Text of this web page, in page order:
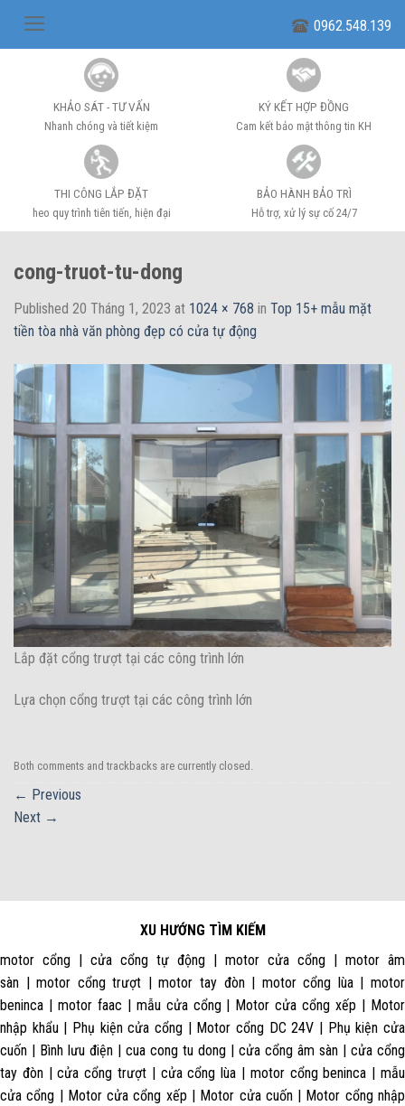
0962.548.139
KHẢO SÁT - TƯ VẤN
Nhanh chóng và tiết kiệm
KÝ KẾT HỢP ĐỒNG
Cam kết bảo mật thông tin KH
THI CÔNG LẮP ĐẶT
heo quy trình tiên tiến, hiện đại
BẢO HÀNH BẢO TRÌ
Hỗ trợ, xử lý sự cố 24/7
cong-truot-tu-dong
Published 20 Tháng 1, 2023 at 1024 × 768 in Top 15+ mẫu mặt
tiền tòa nhà văn phòng đẹp có cửa tự động
Lắp đặt cổng trượt tại các công trình lớn
Lựa chọn cổng trượt tại các công trình lớn
Both comments and trackbacks are currently closed.
← Previous
Next →
XU HƯỚNG TÌM KIẾM
motor cổng | cửa cổng tự động | motor cửa cổng | motor âm
sàn | motor cổng trượt | motor tay đòn | motor cổng lùa | motor
beninca | motor faac | mẫu cửa cổng | Motor cửa cổng xếp | Motor
nhập khẩu | Phụ kiện cửa cổng | Motor cổng DC 24V | Phụ kiện cửa
cuốn | Bình lưu điện | cua cong tu dong | cửa cổng âm sàn | cửa cổng
tay đòn | cửa cổng trượt | cửa cổng lùa | motor cổng beninca | mẫu
cửa cổng | Motor cửa cổng xếp | Motor cửa cuốn | Motor cổng nhập